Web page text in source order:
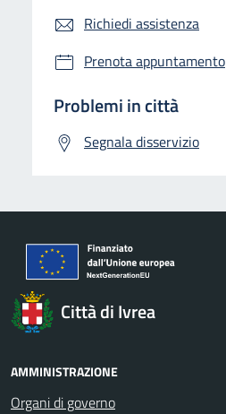
Richiedi assistenza
Prenota appuntamento
Problemi in città
Segnala disservizio
Città di Ivrea
AMMINISTRAZIONE
Organi di governo